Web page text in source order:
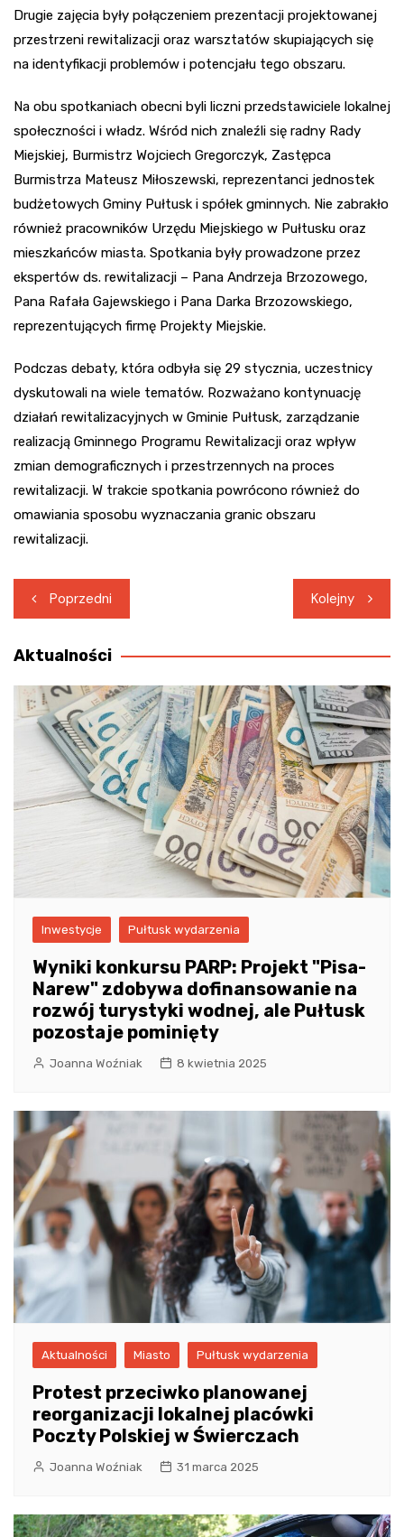
Drugie zajęcia były połączeniem prezentacji projektowanej
przestrzeni rewitalizacji oraz warsztatów skupiających się
na identyfikacji problemów i potencjału tego obszaru.
Na obu spotkaniach obecni byli liczni przedstawiciele lokalnej
społeczności i władz. Wśród nich znaleźli się radny Rady
Miejskiej, Burmistrz Wojciech Gregorczyk, Zastępca
Burmistrza Mateusz Miłoszewski, reprezentanci jednostek
budżetowych Gminy Pułtusk i spółek gminnych. Nie zabrakło
również pracowników Urzędu Miejskiego w Pułtusku oraz
mieszkańców miasta. Spotkania były prowadzone przez
ekspertów ds. rewitalizacji – Pana Andrzeja Brzozowego,
Pana Rafała Gajewskiego i Pana Darka Brzozowskiego,
reprezentujących firmę Projekty Miejskie.
Podczas debaty, która odbyła się 29 stycznia, uczestnicy
dyskutowali na wiele tematów. Rozważano kontynuację
działań rewitalizacyjnych w Gminie Pułtusk, zarządzanie
realizacją Gminnego Programu Rewitalizacji oraz wpływ
zmian demograficznych i przestrzennych na proces
rewitalizacji. W trakcie spotkania powrócono również do
omawiania sposobu wyznaczania granic obszaru
rewitalizacji.
Nawigacja
wpisu
Poprzedni Kolejny
Aktualności
Inwestycje Pułtusk wydarzenia
Wyniki konkursu PARP: Projekt "Pisa-
Narew" zdobywa dofinansowanie na
rozwój turystyki wodnej, ale Pułtusk
pozostaje pominięty
Joanna Woźniak 8 kwietnia 2025
Aktualności Miasto Pułtusk wydarzenia
Protest przeciwko planowanej
reorganizacji lokalnej placówki
Poczty Polskiej w Świerczach
Joanna Woźniak 31 marca 2025